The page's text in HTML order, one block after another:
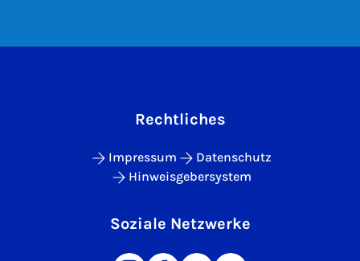
Rechtliches
Impressum
Datenschutz
Hinweisgebersystem
Soziale Netzwerke